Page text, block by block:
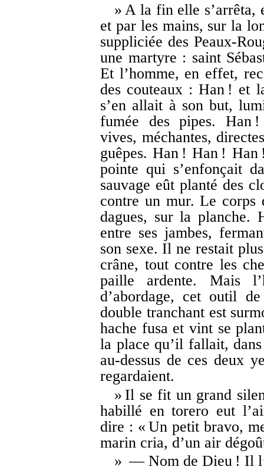
» A la fin elle s’arrêta,
et par les mains, sur la
suppliciée des Peaux-
une martyre : saint
Et l’homme, en effet,
des couteaux : Han ! et
s’en allait à son but,
fumée des pipes. Han
vives, méchantes,
guêpes. Han ! Han !
pointe qui s’enfonçait
sauvage eût planté des
contre un mur. Le corps
dagues, sur la planche.
entre ses jambes,
son sexe. Il ne restait
crâne, tout contre les
paille ardente. Mais
d’abordage, cet outil
double tranchant est
hache fusa et vint se
la place qu’il fallait,
au-dessus de ces deux
regardaient.
» Il se fit un grand
habillé en torero eut
dire : « Un petit bravo,
marin cria, d’un air
» — Nom de Dieu ! Il